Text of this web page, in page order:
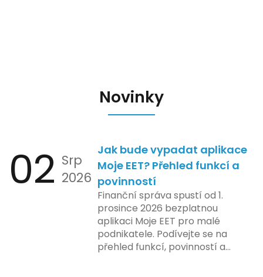
Novinky
02 Srp
2026
Jak bude vypadat aplikace
Moje EET? Přehled funkcí a
povinností
Finanční správa spustí od 1.
prosince 2026 bezplatnou
aplikaci Moje EET pro malé
podnikatele. Podívejte se na
přehled funkcí, povinností a